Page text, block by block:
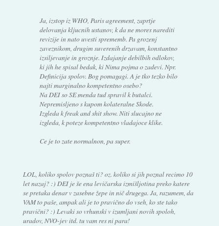
Ja, izstop iz WHO, Paris agreement, zaprtje
delovanja kljucnih ustanov, k da ne mores narediti
revizije in nato uvesti sprememb. Pa grozenj
zaveznikom, drugim suverenih drzavam, konstantno
izsiljevanje in groznje. Izdajanje debilbih odlokov,
ki jih he spisal bedak, ki Nima pojma o zadevi. Npr.
Definicija spolov. Bog pomagagi. A je tko tezko bilo
najti marginalno kompetentno osebo?
Na DEI so SE menda tud spravil k butalci.
Nepremisljeno s kupom kolateralne Skode.
Izgleda k freak and shit show. Niti slucajno ne
izgleda, k poteze kompetentno vladajoce klike.
Ce je to zate normalnon, pa super.
LOL, koliko spolov poznaš ti? oz. koliko si jih poznal recimo 10
let nazaj? :) DEI je še ena levičarska izmišljotina preko katere
se pretaka denar v zasebne žepe in nič drugega. Ja, razumem, da
VAM to paše, ampak ali je to pravično do vseh, ko ste tako
pravični? :) Levaki so vrhunski v izumljani novih spoloh,
uradov, NVO-jev itd. tu vam res ni para!